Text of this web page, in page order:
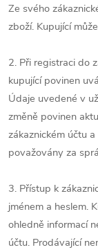
Ze svého
zboží. Kupující
2. Při registraci do
kupující povinen
Údaje uvedené v
změně povinen
zákaznickém účtu
považovány za
3. Přístup k
jménem a heslem.
ohledně informací
účtu. Prodávající